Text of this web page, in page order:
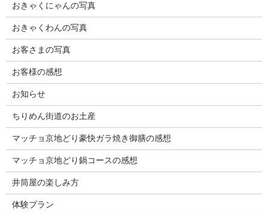
おきゃくにゃんの写真
おきゃくわんの写真
お客さまの写真
お客様の感想
お知らせ
ちりめん街道のお土産
マッチョ京地どり豪快ガラ焼き御膳の感想
マッチョ京地どり鍋コースの感想
井筒屋の楽しみ方
体験プラン